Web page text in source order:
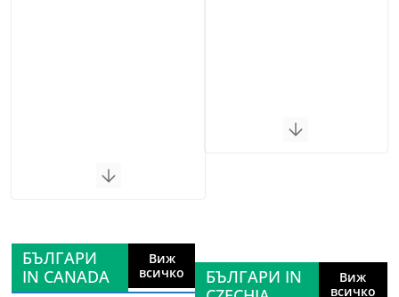
БЪЛГАРИ
IN CANADA
Виж
всичко
БЪЛГАРИ IN
Виж
всичко